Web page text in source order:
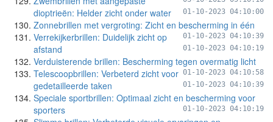
dioptrieën: Helder zicht onder water
01-10-2023 04:10:00
Zonnebrillen met vergroting: Zicht en bescherming in één
01-10-2023 04:10:39
Verrekijkerbrillen: Duidelijk zicht op
afstand
01-10-2023 04:10:19
Verduisterende brillen: Bescherming tegen overmatig licht
01-10-2023 04:10:58
Telescoopbrillen: Verbeterd zicht voor
gedetailleerde taken
01-10-2023 04:10:39
Speciale sportbrillen: Optimaal zicht en bescherming voor
sporters
01-10-2023 04:10:19